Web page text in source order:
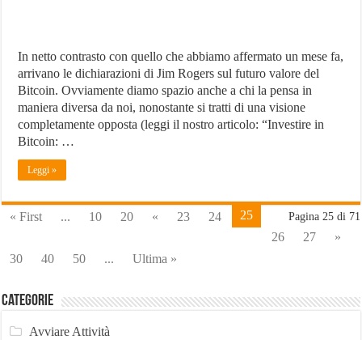
In netto contrasto con quello che abbiamo affermato un mese fa,
arrivano le dichiarazioni di Jim Rogers sul futuro valore del
Bitcoin. Ovviamente diamo spazio anche a chi la pensa in
maniera diversa da noi, nonostante si tratti di una visione
completamente opposta (leggi il nostro articolo: “Investire in
Bitcoin: …
Leggi »
Pagina 25 di 71
« First ... 10 20 « 23 24
25
26
27
»
30
40 50 ... Ultima »
Categorie
Avviare Attività